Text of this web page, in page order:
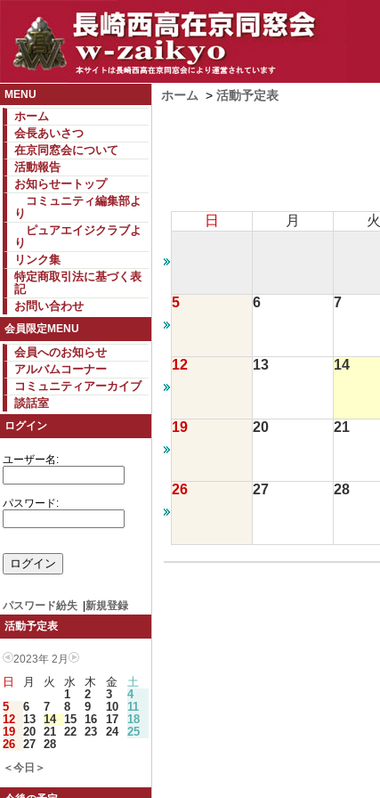
MENU
ホーム
会長あいさつ
在京同窓会について
活動報告
お知らせートップ
コミュニティ編集部よ
り
ピュアエイジクラブよ
り
リンク集
特定商取引法に基づく表
記
お問い合わせ
会員限定MENU
会員へのお知らせ
アルバムコーナー
コミュニティアーカイブ
談話室
ログイン
ユーザー名:
パスワード:
パスワード紛失
新規登録
活動予定表
2023年 2月
日 月 火 水 木 金
土
1
2 3
4
5
6 7 8 9 10
11
12 13 14 15 16 17
18
19 20 21 22 23 24
25
26 27 28
＜今日＞
ホーム > 活動予定表
日 月 火
5 6 7
12 13 14
19 20 21
26 27 28